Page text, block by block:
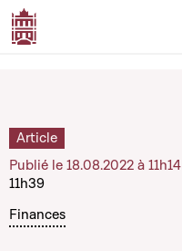
Finances
Article
Publié le 18.08.2022 à 11h14
11h39